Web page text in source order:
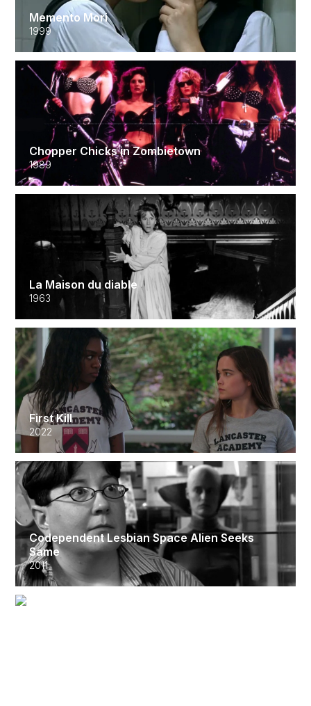
Memento Mori
1999
Chopper Chicks in Zombietown
1989
La Maison du diable
1963
First Kill
2022
Codependent Lesbian Space Alien Seeks
Same
2011